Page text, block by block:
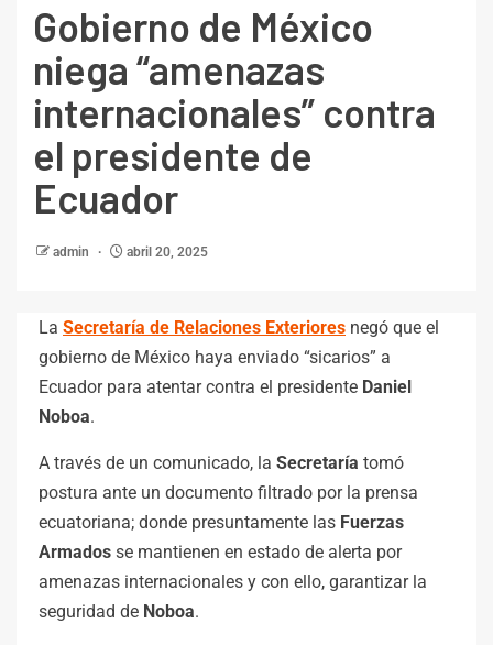
Gobierno de México
niega “amenazas
internacionales” contra
el presidente de
Ecuador
admin abril 20, 2025
La Secretaría de Relaciones Exteriores negó que el
gobierno de México haya enviado “sicarios” a
Ecuador para atentar contra el presidente Daniel
Noboa.
A través de un comunicado, la Secretaría tomó
postura ante un documento filtrado por la prensa
ecuatoriana; donde presuntamente las Fuerzas
Armados se mantienen en estado de alerta por
amenazas internacionales y con ello, garantizar la
seguridad de Noboa.